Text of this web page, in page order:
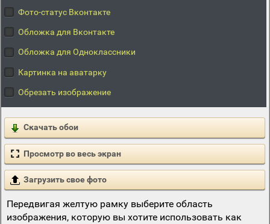
Фото-статус Вконтакте
Обложка для Вконтакте
Обложка для Одноклассники
Картинка на аватарку
Обрезать изображение
Скачать обои
Просмотр во весь экран
Загрузить свое фото
Передвигая желтую рамку выберите область
изображения, которую вы хотите использовать как